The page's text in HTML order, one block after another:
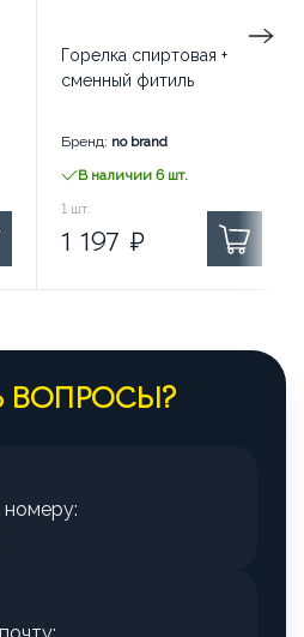
Горелка спиртовая +
сменный фитиль
Бренд: no brand
В наличии 6 шт.
1 197
1 шт.
1 197 ₽
ВОПРОСЫ?
номеру: